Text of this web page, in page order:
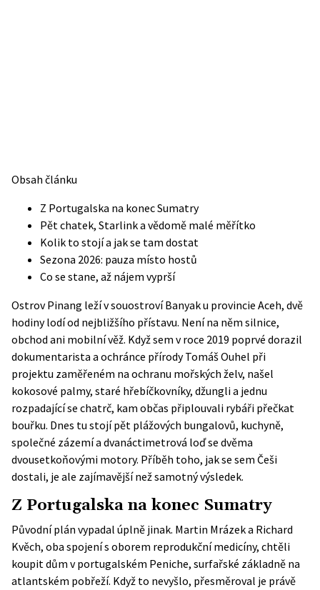
Obsah článku
Z Portugalska na konec Sumatry
Pět chatek, Starlink a vědomě malé měřítko
Kolik to stojí a jak se tam dostat
Sezona 2026: pauza místo hostů
Co se stane, až nájem vyprší
Ostrov Pinang leží v souostroví Banyak u provincie Aceh, dvě
hodiny lodí od nejbližšího přístavu. Není na něm silnice,
obchod ani mobilní věž. Když sem v roce 2019 poprvé dorazil
dokumentarista a ochránce přírody Tomáš Ouhel při
projektu zaměřeném na ochranu mořských želv, našel
kokosové palmy, staré hřebíčkovníky, džungli a jednu
rozpadající se chatrč, kam občas připlouvali rybáři přečkat
bouřku. Dnes tu stojí pět plážových bungalovů, kuchyně,
společné zázemí a dvanáctimetrová loď se dvěma
dvousetkoňovými motory. Příběh toho, jak se sem Češi
dostali, je ale zajímavější než samotný výsledek.
Z Portugalska na konec Sumatry
Původní plán vypadal úplně jinak. Martin Mrázek a Richard
Kvěch, oba spojení s oborem reprodukční medicíny, chtěli
koupit dům v portugalském Peniche, surfařské základně na
atlantském pobřeží. Když to nevyšlo, přesměroval je právě